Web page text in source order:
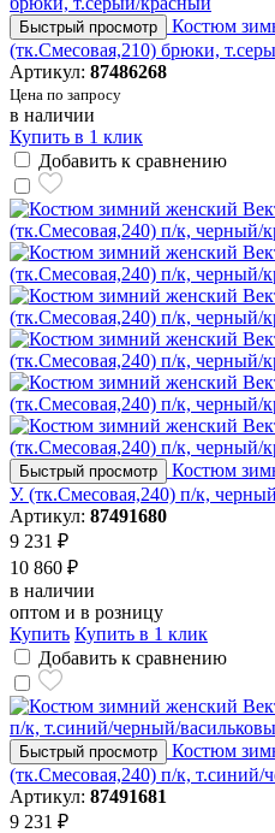
Быстрый просмотр
Костюм
(тк.Смесовая,210) брюки,
Артикул: 87486268
Цена по запросу
в наличии
Купить в 1 клик
Добавить к сравнению
Быстрый просмотр
Костюм
У. (тк.Смесовая,240) п/к,
Артикул: 87491680
9 231 ₽
10 860 ₽
в наличии
оптом и в розницу
Купить Купить в 1 клик
Добавить к сравнению
Быстрый просмотр
Костюм
(тк.Смесовая,240) п/к, т.синий/
Артикул: 87491681
9 231 ₽